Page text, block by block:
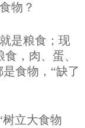
物？
是粮食；现
，肉、蛋、
食物，“缺了
立大食物